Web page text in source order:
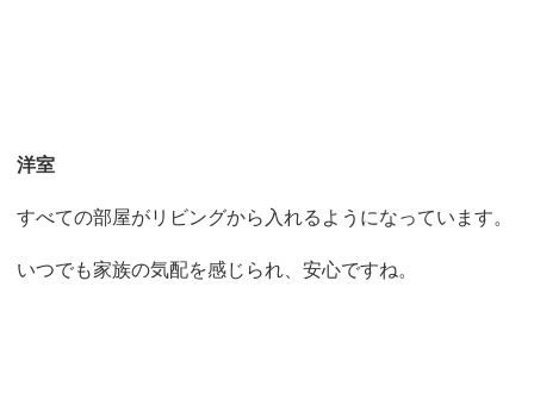
洋室
すべての部屋がリビングから入れるようになっています。
いつでも家族の気配を感じられ、安心ですね。